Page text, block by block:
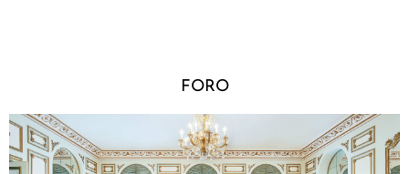
FORO